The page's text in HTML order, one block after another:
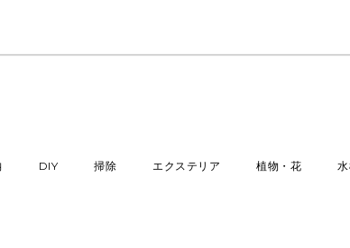
DIY 掃除 エクステリア 植物・花